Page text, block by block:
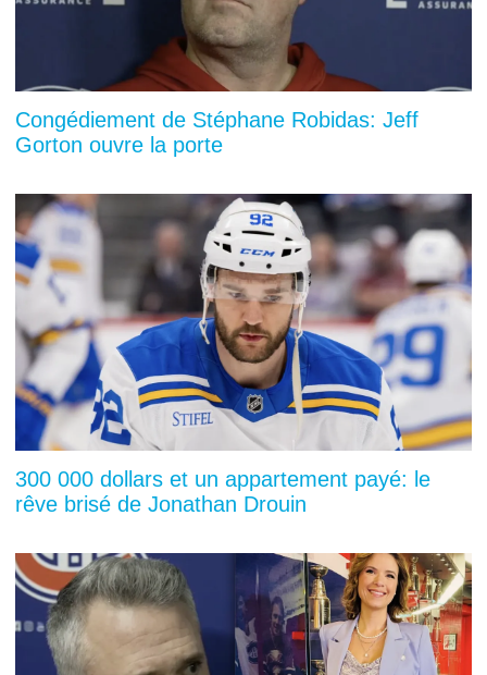
Congédiement de Stéphane Robidas: Jeff
Gorton ouvre la porte
300 000 dollars et un appartement payé: le
rêve brisé de Jonathan Drouin